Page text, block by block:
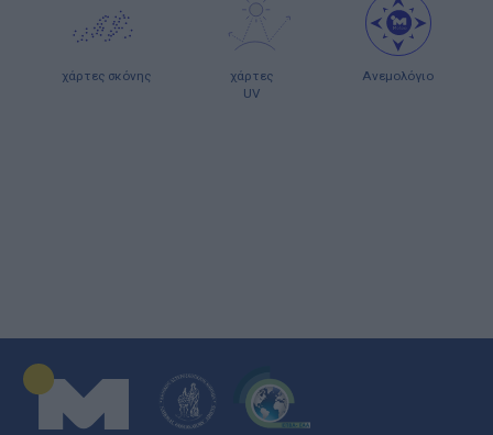
χάρτες σκόνης
χάρτες
UV
Ανεμολόγιο